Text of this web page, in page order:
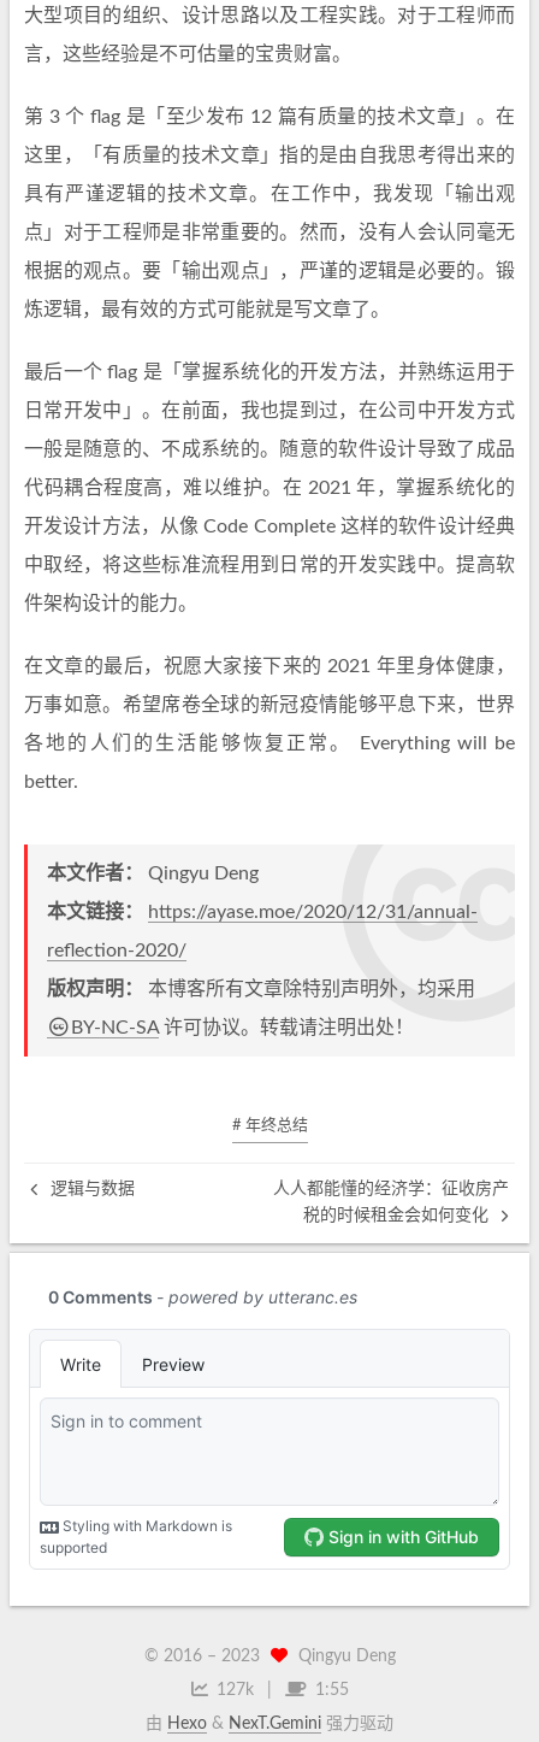
大型项目的组织、设计思路以及工程实践。对于工程师而
言，这些经验是不可估量的宝贵财富。
第 3 个 flag 是「至少发布 12 篇有质量的技术文章」。在
这里，「有质量的技术文章」指的是由自我思考得出来的
具有严谨逻辑的技术文章。在工作中，我发现「输出观
点」对于工程师是非常重要的。然而，没有人会认同毫无
根据的观点。要「输出观点」，严谨的逻辑是必要的。锻
炼逻辑，最有效的方式可能就是写文章了。
最后一个 flag 是「掌握系统化的开发方法，并熟练运用于
日常开发中」。在前面，我也提到过，在公司中开发方式
一般是随意的、不成系统的。随意的软件设计导致了成品
代码耦合程度高，难以维护。在 2021 年，掌握系统化的
开发设计方法，从像 Code Complete 这样的软件设计经典
中取经，将这些标准流程用到日常的开发实践中。提高软
件架构设计的能力。
在文章的最后，祝愿大家接下来的 2021 年里身体健康，
万事如意。希望席卷全球的新冠疫情能够平息下来，世界
各地的人们的生活能够恢复正常。 Everything will be
better.
本文作者： Qingyu Deng
本文链接：
https://ayase.moe/2020/12/31/annual-
reflection-2020/
版权声明： 本博客所有文章除特别声明外，均采用
BY-NC-SA许可协议。转载请注明出处！
# 年终总结
逻辑与数据
人人都能懂的经济学：征收房产
税的时候租金会如何变化
© 2016 – 2023
Qingyu Deng
127k
1:55
由 Hexo & NexT.Gemini 强力驱动